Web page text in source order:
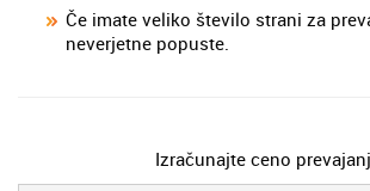
Če imate veliko število strani za
neverjetne popuste.
Izračunajte ceno